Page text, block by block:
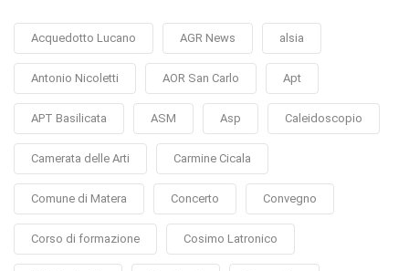
Acquedotto Lucano AGR News alsia
Antonio Nicoletti AOR San Carlo Apt
APT Basilicata ASM Asp Caleidoscopio
Camerata delle Arti Carmine Cicala
Comune di Matera Concerto Convegno
Corso di formazione Cosimo Latronico